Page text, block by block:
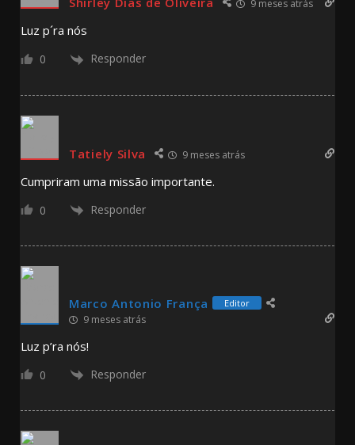
9 meses atrás
Luz p´ra nós
0 Responder
Tatiely Silva 9 meses atrás
Cumpriram uma missão importante.
0 Responder
Marco Antonio França Editor
9 meses atrás
Luz p’ra nós!
0 Responder